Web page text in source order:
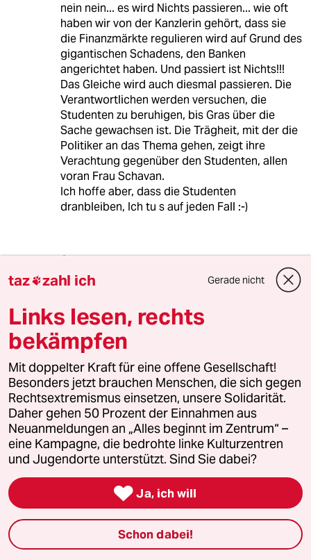
nein nein... es wird Nichts passieren... wie oft
haben wir von der Kanzlerin gehört, dass sie
die Finanzmärkte regulieren wird auf Grund des
gigantischen Schadens, den Banken
angerichtet haben. Und passiert ist Nichts!!!
Das Gleiche wird auch diesmal passieren. Die
Verantwortlichen werden versuchen, die
Studenten zu beruhigen, bis Gras über die
Sache gewachsen ist. Die Trägheit, mit der die
Politiker an das Thema gehen, zeigt ihre
Verachtung gegenüber den Studenten, allen
voran Frau Schavan.
Ich hoffe aber, dass die Studenten
dranbleiben, Ich tu s auf jeden Fall :-)
S Schulz
10.12.2009
schon waehrend der Schulzeit "schrubben",
am besten im Segment, welches man/frau
spaeter studieren will...
Reine Theoretiker koennen noch nicht mal
einen Bahnhof, eine Schule, oder irgendwas
bauen.
Das, was das Leben taeglich umgibt...
kann studiert werden.
Dann kommen auch die Erfolge.
Wahrscheinlich sagt das niemand.
Gebt mir eine Arbeit als Journalistin!
taz zahl ich Gerade nicht
Links lesen, rechts
bekämpfen
Mit doppelter Kraft für eine offene Gesellschaft!
Besonders jetzt brauchen Menschen, die sich gegen
Rechtsextremismus einsetzen, unsere Solidarität.
Daher gehen 50 Prozent der Einnahmen aus
Neuanmeldungen an „Alles beginnt im Zentrum“ –
eine Kampagne, die bedrohte linke Kulturzentren
und Jugendorte unterstützt. Sind Sie dabei?
 Ja, ich will
Schon dabei!